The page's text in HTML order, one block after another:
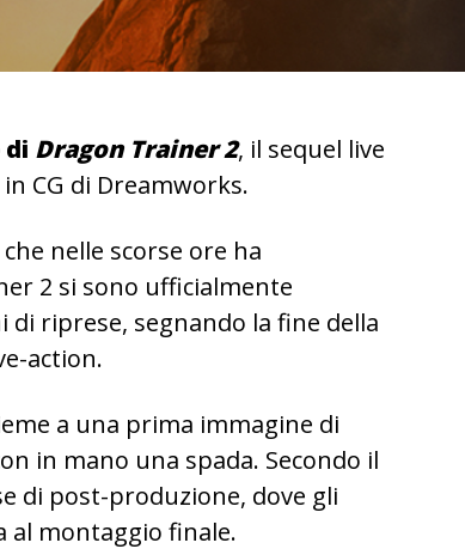
di Dragon Trainer 2, il sequel live
CG di Dreamworks.
nelle scorse ore ha
2 si sono ufficialmente
di riprese, segnando la fine della
action.
a una prima immagine di
in mano una spada. Secondo il
di post-produzione, dove gli
al montaggio finale.